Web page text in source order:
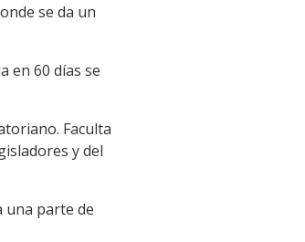
se da un
en 60 días se
Faculta
y del
una parte de